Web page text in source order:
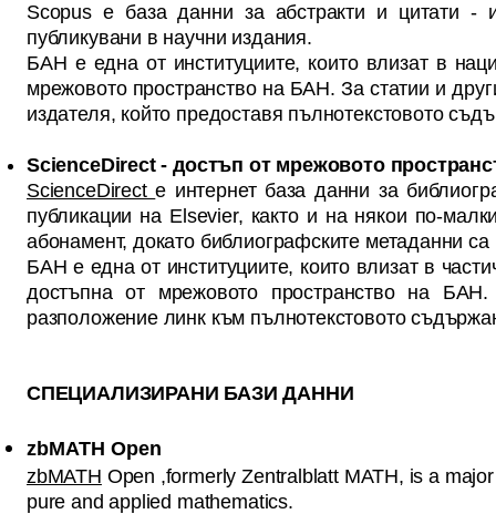
Scopusе база данни за абстракти и цитати -
публикувани в научни издания.
БАН е една от институциите, които влизат в
мрежовото пространство на БАН. За статии и
издателя, който предоставя пълнотекстовото
ScienceDirect - достъп от мрежовото
ScienceDirectе интернет база данни за
публикации на Elsevier, както и на някои по-
абонамент, докато библиографските метаданни са
БАН е една от институциите, които влизат в
достъпна от мрежовото пространство на
разположение линк към пълнотекстовото
СПЕЦИАЛИЗИРАНИ БАЗИ ДАННИ
zbMATH Open
zbMATH Open ,formerly Zentralblatt MATH, is a
pure and applied mathematics.